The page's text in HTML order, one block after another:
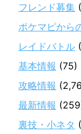
フレンド募集
ポケマピから
レイドバトル
基本情報 (75)
攻略情報
最新情報
裏技・小ネタ